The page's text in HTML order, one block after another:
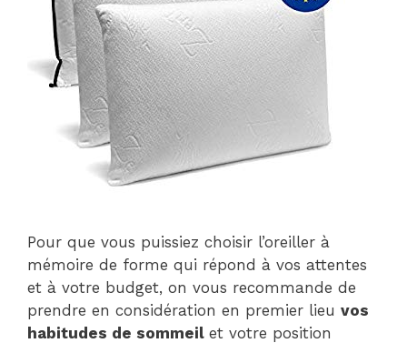
Pour que vous puissiez choisir l’oreiller à
mémoire de forme qui répond à vos attentes
et à votre budget, on vous recommande de
prendre en considération en premier lieu vos
habitudes de sommeil et votre position